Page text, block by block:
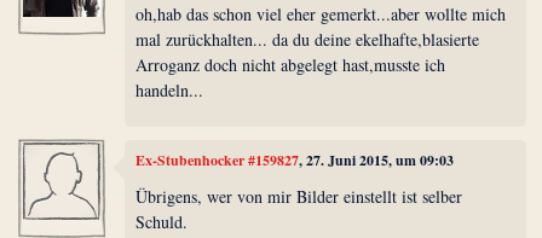
oh,hab das schon viel eher gemerkt...aber wollte mich
mal zurückhalten... da du deine ekelhafte,blasierte
Arroganz doch nicht abgelegt hast,musste ich
handeln...
Ex-Stubenhocker #159827, 27. Juni 2015, um 09:03
Übrigens, wer von mir Bilder einstellt ist selber
Schuld.